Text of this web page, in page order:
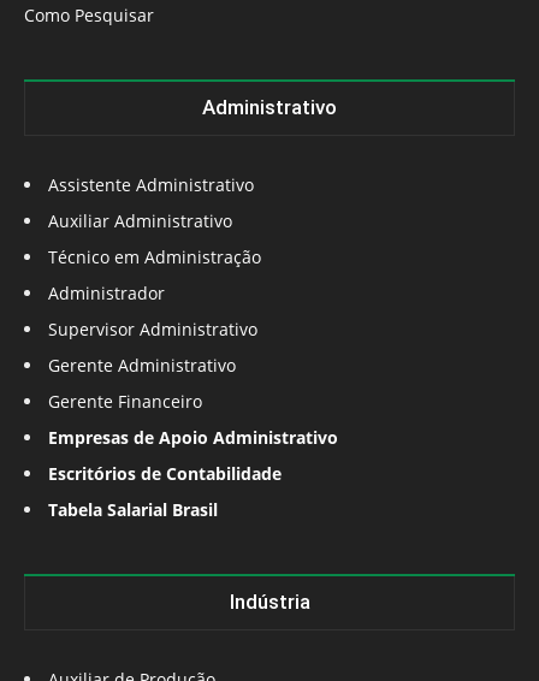
Como Pesquisar
Administrativo
Assistente Administrativo
Auxiliar Administrativo
Técnico em Administração
Administrador
Supervisor Administrativo
Gerente Administrativo
Gerente Financeiro
Empresas de Apoio Administrativo
Escritórios de Contabilidade
Tabela Salarial Brasil
Indústria